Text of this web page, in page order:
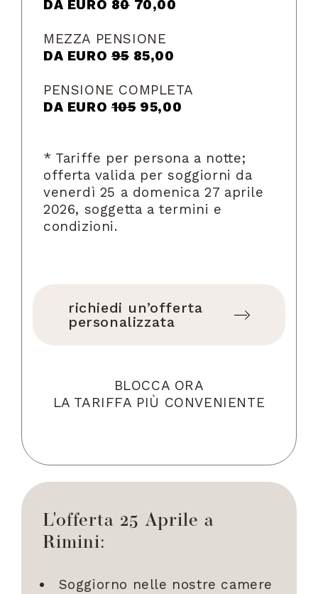
DA EURO 80 70,00
MEZZA PENSIONE
DA EURO95 85,00
PENSIONE COMPLETA
DA EURO10595,00
* Tariffe per persona a notte;
offerta valida per soggiorni da
venerdì 25 a domenica 27 aprile
2026, soggetta a termini e
condizioni.
richiedi un’offerta
personalizzata
BLOCCA ORA
LA TARIFFA PIÙ CONVENIENTE
L'offerta 25 Aprile a
Rimini:
Soggiorno nelle nostre camere